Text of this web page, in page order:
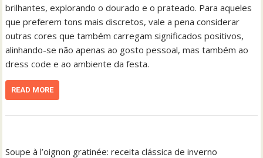
brilhantes, explorando o dourado e o prateado. Para aqueles
que preferem tons mais discretos, vale a pena considerar
outras cores que também carregam significados positivos,
alinhando-se não apenas ao gosto pessoal, mas também ao
dress code e ao ambiente da festa.
READ MORE
Soupe à l’oignon gratinée: receita clássica de inverno